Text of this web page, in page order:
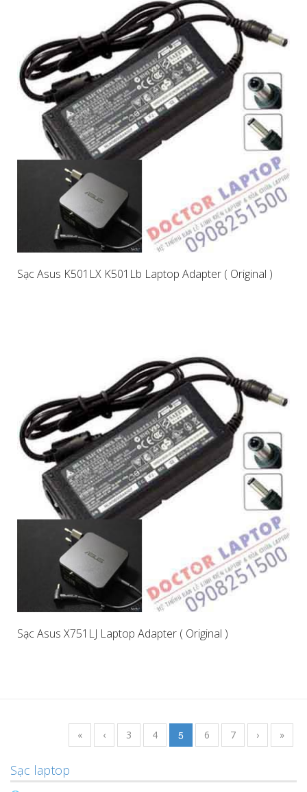
Sạc Asus K501LX K501Lb Laptop Adapter ( Original )
Sạc Asus X751LJ Laptop Adapter ( Original )
« ‹ 3 4 5 6 7 › »
Sạc laptop